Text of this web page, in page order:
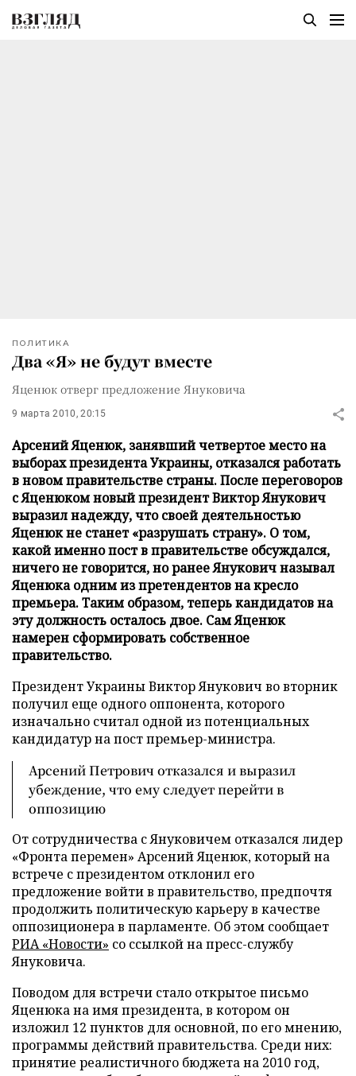
ПОЛИТИКА
Два «Я» не будут вместе
Яценюк отверг предложение Януковича
9 марта 2010, 20:15
Арсений Яценюк, занявший четвертое место на
выборах президента Украины, отказался работать
в новом правительстве страны. После переговоров
с Яценюком новый президент Виктор Янукович
выразил надежду, что своей деятельностью
Яценюк не станет «разрушать страну». О том,
какой именно пост в правительстве обсуждался,
ничего не говорится, но ранее Янукович называл
Яценюка одним из претендентов на кресло
премьера. Таким образом, теперь кандидатов на
эту должность осталось двое. Сам Яценюк
намерен сформировать собственное
правительство.
Президент Украины Виктор Янукович во вторник
получил еще одного оппонента, которого
изначально считал одной из потенциальных
кандидатур на пост премьер-министра.
Арсений Петрович отказался и выразил
убеждение, что ему следует перейти в
оппозицию
От сотрудничества с Януковичем отказался лидер
«Фронта перемен» Арсений Яценюк, который на
встрече с президентом отклонил его
предложение войти в правительство, предпочтя
продолжить политическую карьеру в качестве
оппозиционера в парламенте. Об этом сообщает
РИА «Новости» со ссылкой на пресс-службу
Януковича.
Поводом для встречи стало открытое письмо
Яценюка на имя президента, в котором он
изложил 12 пунктов для основной, по его мнению,
программы действий правительства. Среди них:
принятие реалистичного бюджета на 2010 год,